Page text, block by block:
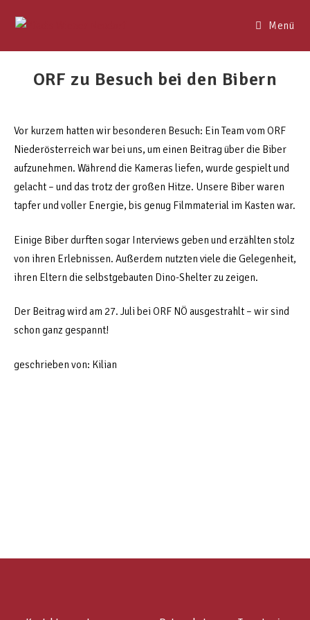
Menü
ORF zu Besuch bei den Bibern
Vor kurzem hatten wir besonderen Besuch: Ein Team vom ORF
Niederösterreich war bei uns, um einen Beitrag über die Biber
aufzunehmen. Während die Kameras liefen, wurde gespielt und
gelacht – und das trotz der großen Hitze. Unsere Biber waren
tapfer und voller Energie, bis genug Filmmaterial im Kasten war.
Einige Biber durften sogar Interviews geben und erzählten stolz
von ihren Erlebnissen. Außerdem nutzten viele die Gelegenheit,
ihren Eltern die selbstgebauten Dino-Shelter zu zeigen.
Der Beitrag wird am 27. Juli bei ORF NÖ ausgestrahlt – wir sind
schon ganz gespannt!
geschrieben von: Kilian